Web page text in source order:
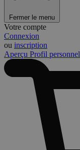
Fermer le menu
Votre compte
Connexion
ou inscription
Aperçu Profil personnel